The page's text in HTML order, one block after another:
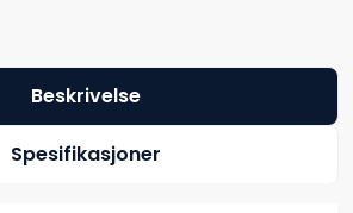
Beskrivelse
Spesifikasjoner